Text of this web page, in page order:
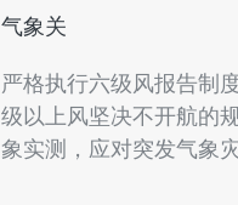
气象关
严格执行六级风报告制
级以上风坚决不开航的
象实测，应对突发气象灾